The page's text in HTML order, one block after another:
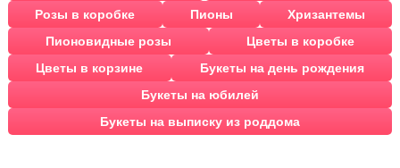
Розы в коробке
Пионы
Хризантемы
Пионовидные розы
Цветы в коробке
Цветы в корзине
Букеты на день рождения
Букеты на юбилей
Букеты на выписку из роддома